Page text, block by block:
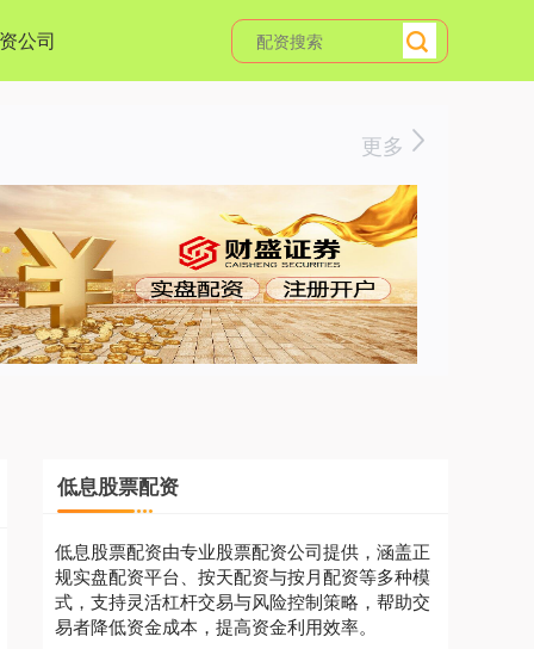
公司
更多
低息股票配资
低息股票配资由专业股票配资公司提供，涵盖正
规实盘配资平台、按天配资与按月配资等多种模
式，支持灵活杠杆交易与风险控制策略，帮助交
易者降低资金成本，提高资金利用效率。